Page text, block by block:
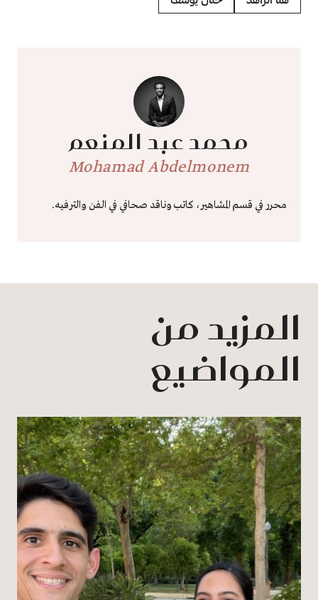
محمد عبد المنعم
Mohamad Abdelmonem
محرر في قسم المشاهير، كاتب وناقد صحافي في الفن والترفيه.
المزيد من
المواضيع